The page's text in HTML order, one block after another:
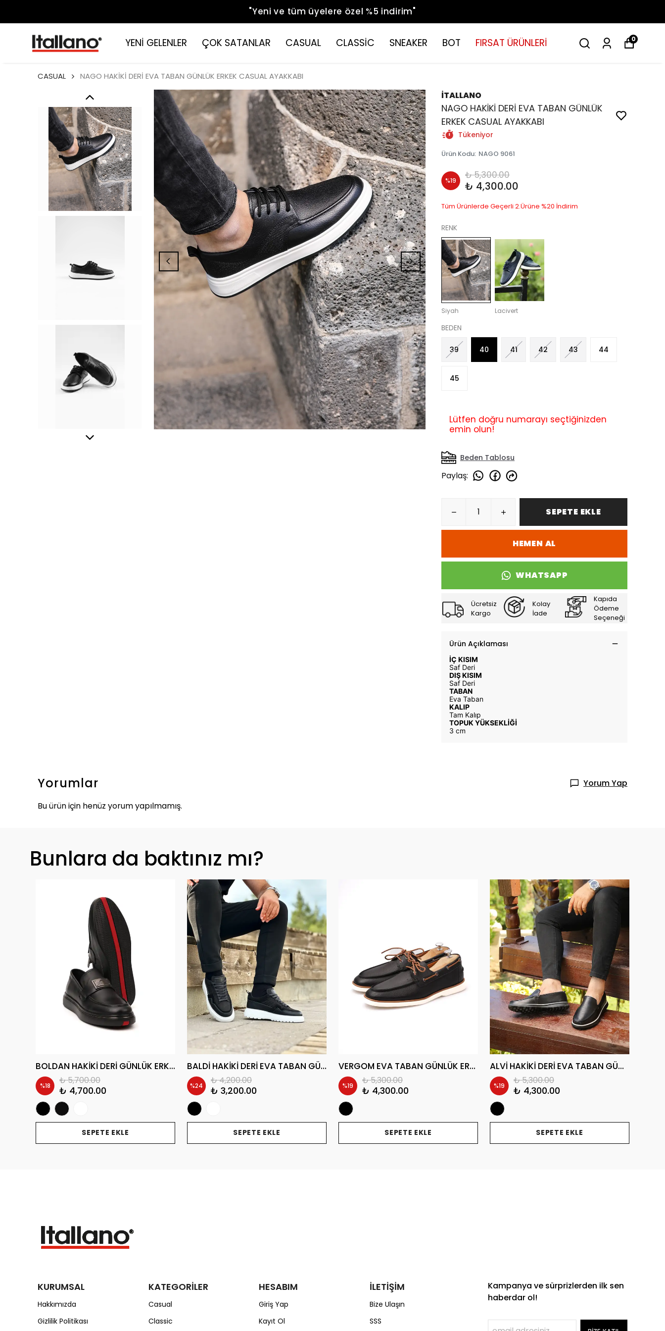
"Yeni ve tüm üyelere özel %5 indirim"
YENİ GELENLER ÇOK SATANLAR CASUAL CLASSİC SNEAKER BOT FIRSAT ÜRÜNLERİ 0
CASUAL NAGO HAKİKİ DERİ EVA TABAN GÜNLÜK ERKEK CASUAL AYAKKABI
İTALLANO
NAGO HAKİKİ DERİ EVA TABAN GÜNLÜK
ERKEK CASUAL AYAKKABI
Tükeniyor
Ürün Kodu: NAGO 9061
%19 ₺ 5,300.00
₺ 4,300.00
Tüm Ürünlerde Geçerli 2.Ürüne %20 İndirim
RENK
Siyah Lacivert
BEDEN
39 40 41 42 43 44
45
Lütfen doğru numarayı seçtiğinizden
emin olun!
Beden Tablosu
Paylaş:
SEPETE EKLE
HEMEN AL
WHATSAPP
Ücretsiz
Kargo
Kolay
İade
Kapıda
Ödeme
Seçeneği
Ürün Açıklaması
İÇ KISIM
Saf Deri
DIŞ KISIM
Saf Deri
TABAN
Eva Taban
KALIP
Tam Kalıp
TOPUK YÜKSEKLİĞİ
3 cm
Yorumlar
Yorum Yap
Bu ürün için henüz yorum yapılmamış.
Bunlara da baktınız mı?
BOLDAN HAKİKİ DERİ GÜNLÜK ERKEK CASUAL AYAKKABI
%18 ₺ 5,700.00
₺ 4,700.00
SEPETE EKLE
BALDİ HAKİKİ DERİ EVA TABAN GÜNLÜK ERKEK CASUAL AYAKKABI
%24 ₺ 4,200.00
₺ 3,200.00
SEPETE EKLE
VERGOM EVA TABAN GÜNLÜK ERKEK CASUAL AYAKKABI
%19 ₺ 5,300.00
₺ 4,300.00
SEPETE EKLE
ALVİ HAKİKİ DERİ EVA TABAN GÜNLÜK ERKEK SNEAKER AYAKKABI
%19 ₺ 5,300.00
₺ 4,300.00
SEPETE EKLE
KURUMSAL
Hakkımızda
Gizlilik Politikası
KATEGORİLER
Casual
Classic
HESABIM
Giriş Yap
Kayıt Ol
İLETİŞİM
Bize Ulaşın
SSS
Kampanya ve sürprizlerden ilk sen
haberdar ol!